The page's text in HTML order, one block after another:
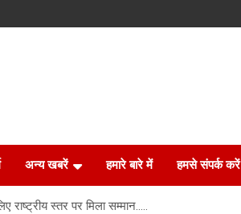
अन्य खबरें हमारे बारे में हमसे संपर्क करें
राष्ट्रीय स्तर पर मिला सम्मान…..